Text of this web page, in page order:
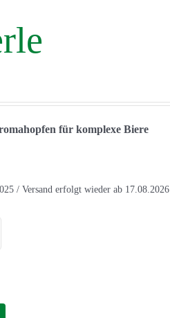
für komplexe Biere
/ Versand erfolgt wieder ab 17.08.2026